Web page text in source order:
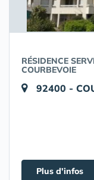
RÉSIDENCE
COURBEVOIE
92400 -
Plus d'infos